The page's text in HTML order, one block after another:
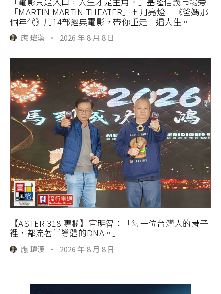
「MARTIN MARTIN THEATER」七月亮燈 《爸媽那
個年代》用14部經典電影，帶你重走一遍人生。
應 瑋漢 · 2026 年 8 月 8 日
【ASTER 318 專欄】宣明智：「每一位台灣人的骨子
裡，都流著半導體的DNA。」
應 瑋漢 · 2026 年 8 月 8 日